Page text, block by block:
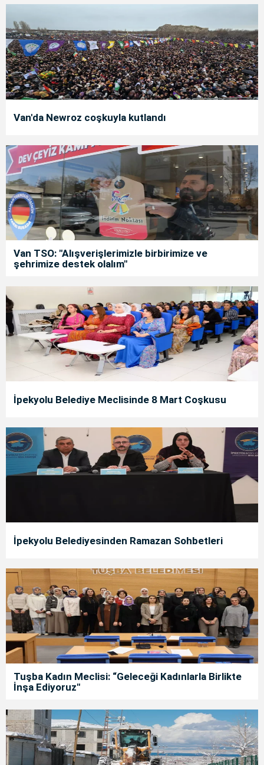
Van'da Newroz coşkuyla kutlandı
Van TSO: "Alışverişlerimizle birbirimize ve
şehrimize destek olalım"
İpekyolu Belediye Meclisinde 8 Mart Coşkusu
İpekyolu Belediyesinden Ramazan Sohbetleri
Tuşba Kadın Meclisi: “Geleceği Kadınlarla Birlikte
İnşa Ediyoruz"